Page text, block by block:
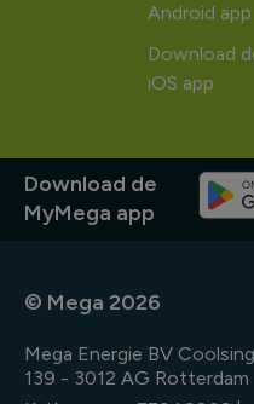
Android app
Download
iOS app
Download de
MyMega app
© Mega 2026
Mega Energie BV
139 - 3012 AG Rotterdam